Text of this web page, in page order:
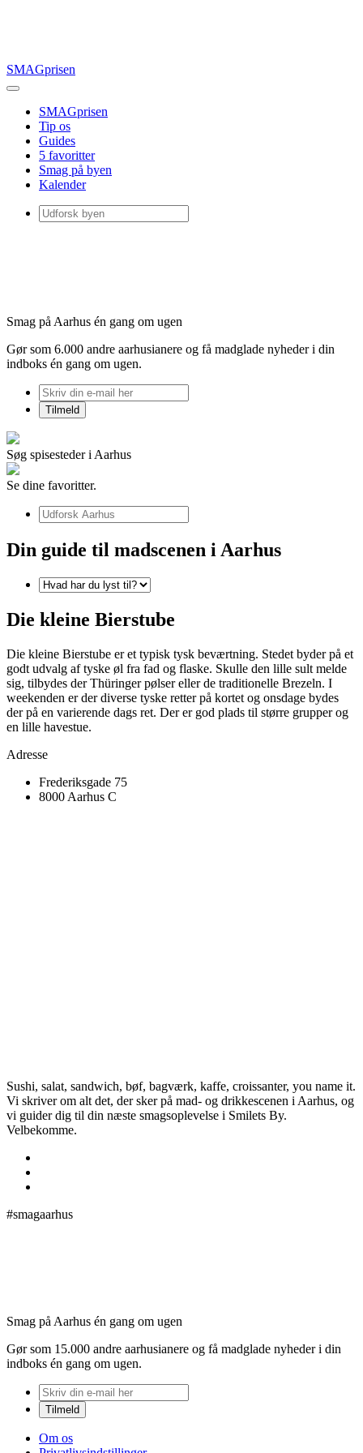
SMAGprisen
SMAGprisen
Tip os
Guides
5 favoritter
Smag på byen
Kalender
Smag på Aarhus én gang om ugen
Gør som 6.000 andre aarhusianere og få madglade nyheder i din
indboks én gang om ugen.
Søg spisesteder i Aarhus
Se dine favoritter.
Din guide til madscenen i Aarhus
Die kleine Bierstube
Die kleine Bierstube er et typisk tysk beværtning. Stedet byder på et
godt udvalg af tyske øl fra fad og flaske. Skulle den lille sult melde
sig, tilbydes der Thüringer pølser eller de traditionelle Brezeln. I
weekenden er der diverse tyske retter på kortet og onsdage bydes
der på en varierende dags ret. Der er god plads til større grupper og
en lille havestue.
Adresse
Frederiksgade 75
8000 Aarhus C
Sushi, salat, sandwich, bøf, bagværk, kaffe, croissanter, you name it.
Vi skriver om alt det, der sker på mad- og drikkescenen i Aarhus, og
vi guider dig til din næste smagsoplevelse i Smilets By.
Velbekomme.
#smagaarhus
Smag på Aarhus én gang om ugen
Gør som 15.000 andre aarhusianere og få madglade nyheder i din
indboks én gang om ugen.
Om os